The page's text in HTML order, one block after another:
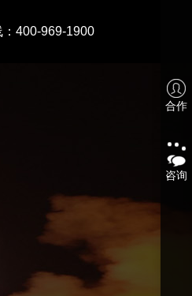
400-969-1900
合作
咨询